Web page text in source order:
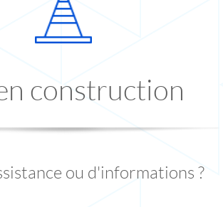
construction
ou d'informations ?